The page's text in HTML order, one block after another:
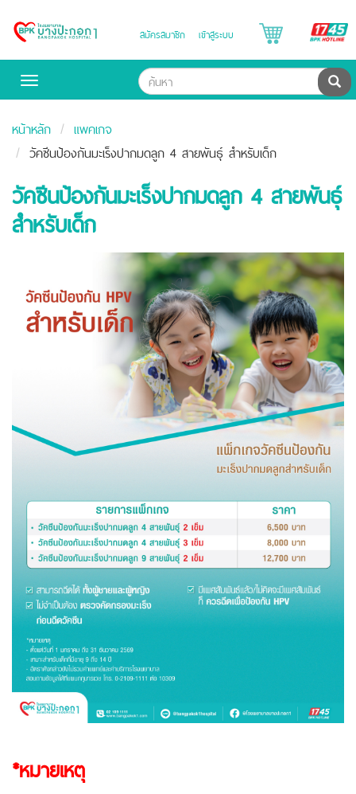
Bangpakok
สมัครสมาชิก เข้าสู่ระบบ
Toggle
ค้น
หน้าหลัก
แพคเกจ
วัคซีนป้องกันมะเร็งปากมดลูก 4 สายพันธุ์ สำหรับเด็ก
วัคซีนป้องกันมะเร็งปากมดลูก 4 สายพันธุ์
สำหรับเด็ก
*หมายเหตุ